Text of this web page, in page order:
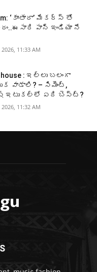
‘కాంతారా’ మేకర్స్ తో
పాన్ ఇండియా నే
11:33 AM
house : ఇల్లు బలంగా
వాడాలి? – సిమెంట్,
ఇటుకల్లో ఏది బెస్ట్?
11:32 AM